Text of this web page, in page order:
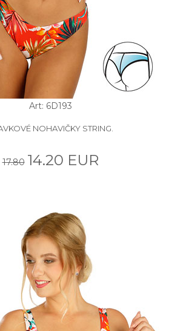
Art: 6D193
NOHAVIČKY STRING.
17.80 14.20 EUR